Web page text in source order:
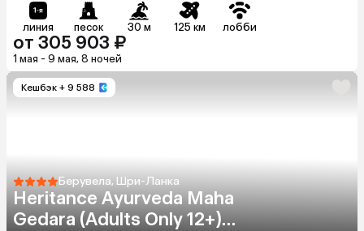
линия песок 30 м 125 км лобби
от 305 903 ₽
1 мая - 9 мая, 8 ночей
Кешбэк + 9 588
Берувела, Шри-Ланка
Heritance Ayurveda Maha
Gedara (Adults Only 12+)